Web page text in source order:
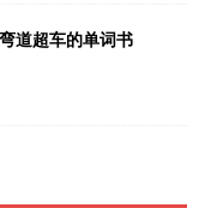
道超车的单词书